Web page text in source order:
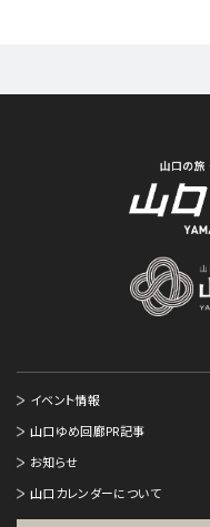
イベント情報
山口ゆめ回廊PR記事
お知らせ
山口カレンダーについて